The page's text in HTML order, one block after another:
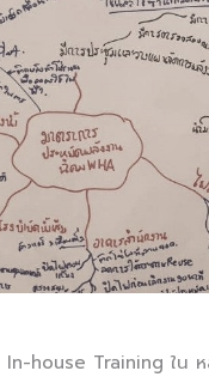
In-house Training ใน